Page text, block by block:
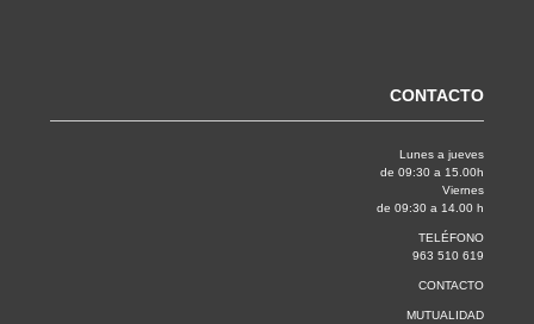
CONTACTO
Lunes a jueves
de 09:30 a 15.00h
Viernes
de 09:30 a 14.00 h
TELÉFONO
963 510 619
CONTACTO
MUTUALIDAD